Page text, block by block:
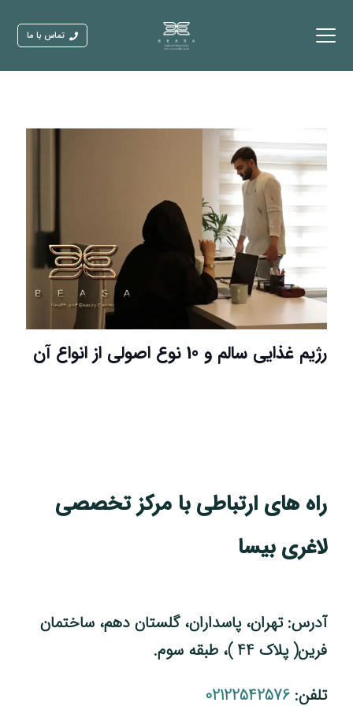
تماس با ما
رژیم غذایی سالم و 10 نوع اصولی از انواع آن
راه های ارتباطی با مرکز تخصصی
لاغری بیسا
آدرس: تهران، پاسداران، گلستان دهم، ساختمان
فرین( پلاک 44 )، طبقه سوم.
تلفن: 02122542576